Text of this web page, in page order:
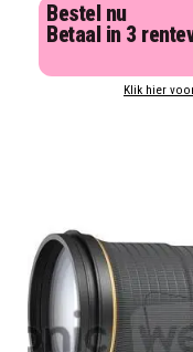
Bestel nu
Betaal in 3
Klik hier